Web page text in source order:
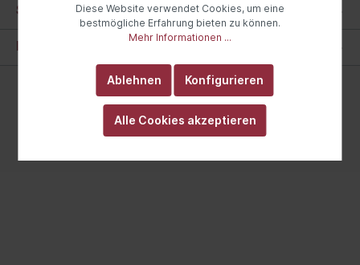
Shop Service
Informationen
* Alle Preise inkl. gesetzl. Mehrwertsteuer zzgl.
Versandkostenund ggf. Nachnahmegebühren, wenn nicht
anders angegeben.
Diese Website verwendet Cookies, um eine
bestmögliche Erfahrung bieten zu können.
Mehr Informationen ...
Ablehnen Konfigurieren
Alle Cookies akzeptieren